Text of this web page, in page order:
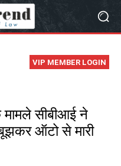
VIP MEMBER LOGIN
सीबीआई ने
ऑटो से मारी